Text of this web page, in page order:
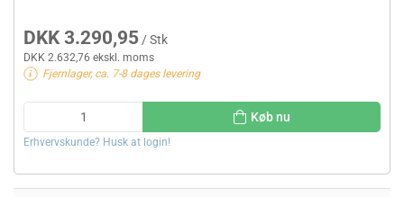
DKK 3.290,95 / Stk
DKK 2.632,76 ekskl. moms
Fjernlager, ca. 7-8 dages levering
Køb nu
Erhvervskunde? Husk at login!